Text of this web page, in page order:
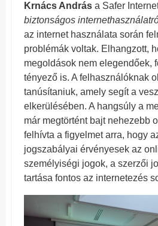
Krnács András a Safer
biztonságos
az internet használata során
problémák voltak. Elhangzott,
megoldások nem elegendőek,
tényező is. A felhasználóknak
tanúsítaniuk, amely segít a
elkerülésében. A hangsúly a
már megtörtént bajt nehezebb
felhívta a figyelmet arra, hogy
jogszabályai érvényesek az
személyiségi jogok, a szerzői
tartása fontos az internetezés